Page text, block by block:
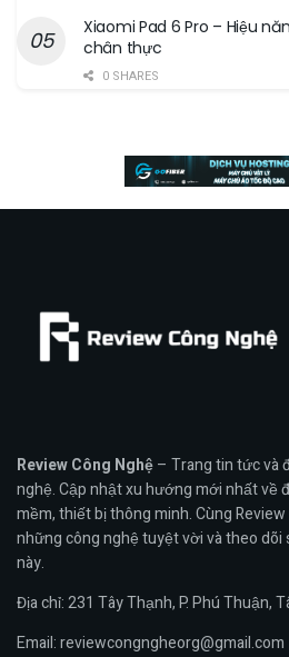
Xiaomi Pad 6 Pro – Hiệu
chân thực
0 SHARES
Review Công Nghệ– Trang tin tức và
nghệ. Cập nhật xu hướng mới nhất về
mềm, thiết bị thông minh. Cùng
những công nghệ tuyệt vời và theo
này.
Địa chỉ: 231 Tây Thạnh, P. Phú Thuận,
Email: reviewcongngheorg@gmail.com